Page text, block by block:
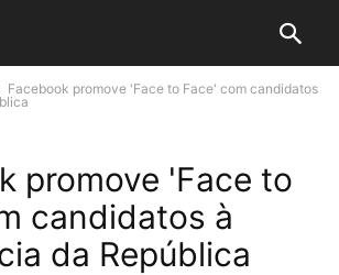
Facebook promove 'Face to Face' com candidatos
promove 'Face to
candidatos à
da República